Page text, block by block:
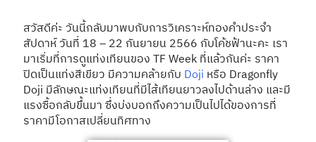
สวัสดีค่ะ วันนี้กลับมาพบกับการวิเคราะห์ทองคำประจำ
สัปดาห์ วันที่ 18 – 22 กันยายน 2566 กับโค้ชฟ้านะคะ เรา
มาเริ่มที่การดูแท่งเทียนของ TF Week ที่แล้วกันค่ะ ราคา
ปิดเป็นแท่งสีเขียว มีความคล้ายกับ Doji หรือ Dragonfly
Doji มีลักษณะแท่งเทียนที่มีไส้เทียนยาวลงไปด้านล่าง และมี
แรงซื้อกลับขึ้นมา ซึ่งบ่งบอกถึงความเป็นไปได้ของการที่
ราคามีโอกาสเปลี่ยนทิศทาง